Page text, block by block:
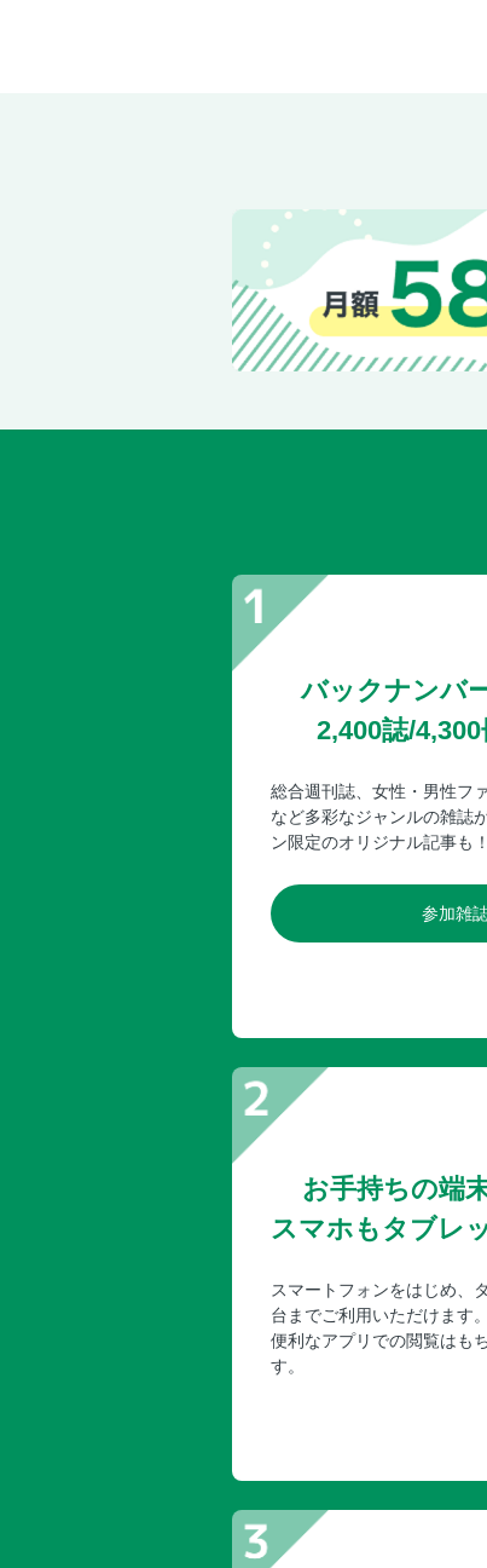
バックナンバ
2,400誌/
総合週刊誌、女性・男性フ
など多彩なジャンルの雑誌
ン限定のオリジナル記事も！
参加雑
お手持ちの端
スマホもタブレ
スマートフォンをはじめ、
台までご利用いただけます。
便利なアプリでの閲覧はも
す。